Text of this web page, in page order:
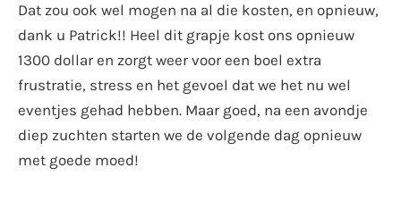
Dat zou ook wel mogen na al die kosten, en opnieuw,
dank u Patrick!! Heel dit grapje kost ons opnieuw
1300 dollar en zorgt weer voor een boel extra
frustratie, stress en het gevoel dat we het nu wel
eventjes gehad hebben. Maar goed, na een avondje
diep zuchten starten we de volgende dag opnieuw
met goede moed!